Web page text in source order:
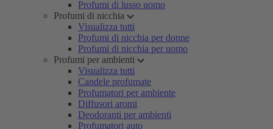
Profumi di lusso uomo
Profumi di nicchia
Visualizza tutti
Profumi di nicchia per donne
Profumi di nicchia per uomo
Profumi per ambienti
Visualizza tutti
Candele profumate
Profumatori per ambiente
Diffusori aromi
Deodoranti per ambienti
Profumatori auto